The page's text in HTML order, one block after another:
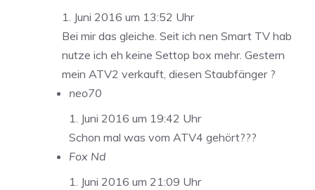
1. Juni 2016 um 13:52 Uhr
Bei mir das gleiche. Seit ich nen Smart TV hab
nutze ich eh keine Settop box mehr. Gestern
mein ATV2 verkauft, diesen Staubfänger ?
neo70
1. Juni 2016 um 19:42 Uhr
Schon mal was vom ATV4 gehört???
Fox Nd
1. Juni 2016 um 21:09 Uhr